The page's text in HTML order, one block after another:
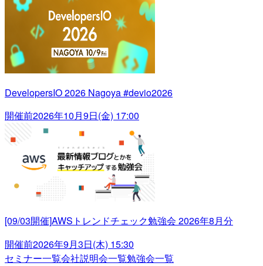
DevelopersIO 2026 Nagoya #devio2026
開催前2026年10月9日(金) 17:00
[09/03開催]AWSトレンドチェック勉強会 2026年8月分
開催前2026年9月3日(木) 15:30
セミナー一覧会社説明会一覧勉強会一覧